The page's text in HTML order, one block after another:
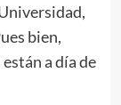
bien,
a día de